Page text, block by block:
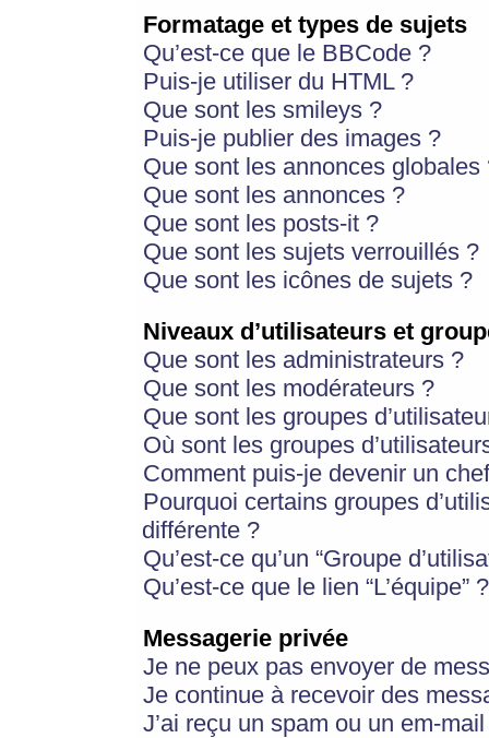
Formatage et types de sujets
Qu’est-ce que le BBCode ?
Puis-je utiliser du HTML ?
Que sont les smileys ?
Puis-je publier des images ?
Que sont les annonces globales
Que sont les annonces ?
Que sont les posts-it ?
Que sont les sujets verrouillés ?
Que sont les icônes de sujets ?
Niveaux d’utilisateurs et
Que sont les administrateurs ?
Que sont les modérateurs ?
Que sont les groupes
Où sont les groupes
Comment puis-je devenir un
Pourquoi certains groupes
différente ?
Qu’est-ce qu’un “Groupe
Qu’est-ce que le lien “L’équipe” ?
Messagerie privée
Je ne peux pas envoyer de
Je continue à recevoir des
J’ai reçu un spam ou un em-